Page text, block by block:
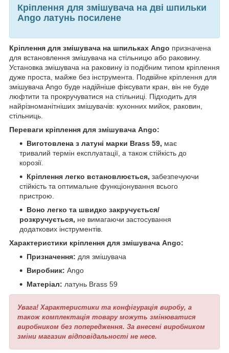
Кріплення для змішувача на дві шпильки
Ango латунь посилене
Кріплення для змішувача на шпильках Ango призначена
для встановлення змішувача на стільницю або раковину.
Установка змішувача на раковину із подібним типом кріплення
дуже проста, майже без інструмента. Подвійне кріплення для
змішувача Ango буде надійніше фіксувати кран, він не буде
люфтити та прокручуватися на стільниці. Підходить для
найрізноманітніших змішувачів: кухонних мийок, раковин,
стільниць.
Переваги кріплення для змішувача Ango:
Виготовлена з латуні марки Brass 59, має
тривалий термін експлуатації, а також стійкість до
корозії.
Кріплення легко встановлюється, забезпечуючи
стійкість та оптимальне функціонування всього
пристрою.
Воно легко та швидко закручується/
розкручується, не вимагаючи застосування
додаткових інструментів.
Характеристики кріплення для змішувача Ango:
Призначення: для змішувача
Виробник: Ango
Матеріал: латунь Brass 59
Увага! Характеристики та конфігурація виробу, а
також комплектація товару можуть змінюватися
виробником без попередження. За внесені виробником
зміни магазин відповідальності не несе.